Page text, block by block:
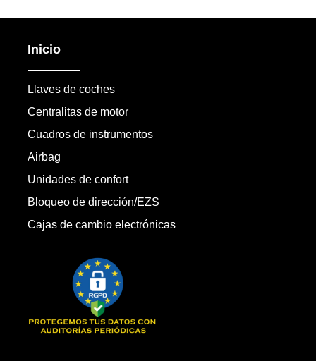
Inicio
Llaves de coches
Centralitas de motor
Cuadros de instrumentos
Airbag
Unidades de confort
Bloqueo de dirección/EZS
Cajas de cambio electrónicas